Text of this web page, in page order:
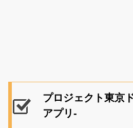
プロジェクト東京
アプリ-